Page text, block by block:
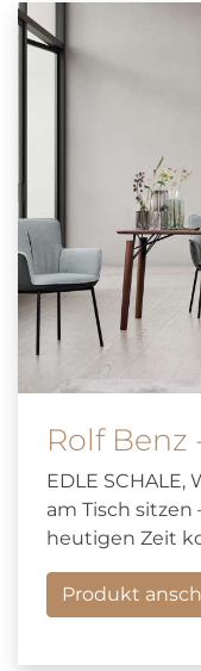
Rolf Benz
EDLE SCHALE,
am Tisch
heutigen Zeit
Produkt